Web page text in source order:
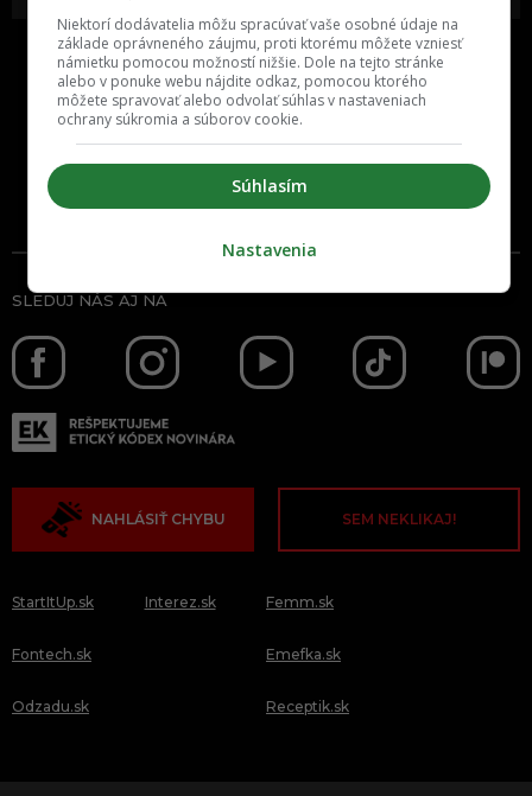
SLEDUJ NÁS AJ NA
NAHLÁSIŤ CHYBU SEM NEKLIKAJ!
StartItUp.sk
Fontech.sk
Odzadu.sk
Interez.sk Femm.sk
Emefka.sk
Receptik.sk
Niektorí dodávatelia môžu spracúvať vaše osobné údaje na
základe oprávneného záujmu, proti ktorému môžete vzniesť
námietku pomocou možností nižšie. Dole na tejto stránke
alebo v ponuke webu nájdite odkaz, pomocou ktorého
môžete spravovať alebo odvolať súhlas v nastaveniach
ochrany súkromia a súborov cookie.
Súhlasím
Nastavenia